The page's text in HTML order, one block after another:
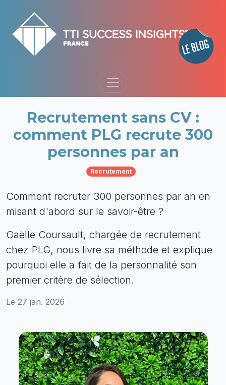
Recrutement sans CV :
comment PLG recrute 300
personnes par an
Recrutement
Comment recruter 300 personnes par an en
misant d'abord sur le savoir-être ?
Gaëlle Coursault, chargée de recrutement
chez PLG, nous livre sa méthode et explique
pourquoi elle a fait de la personnalité son
premier critère de sélection.
Le 27 jan. 2026